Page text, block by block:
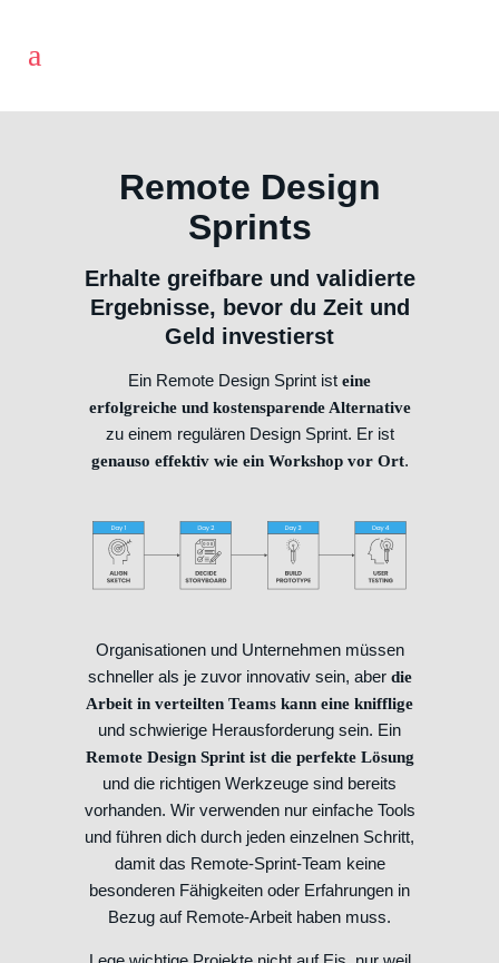
Remote Design
Sprints
Erhalte greifbare und validierte
Ergebnisse, bevor du Zeit und
Geld investierst
Ein Remote Design Sprint ist eine
erfolgreiche und kostensparende Alternative
zu einem regulären Design Sprint. Er ist
genauso effektiv wie ein Workshop vor Ort.
Organisationen und Unternehmen müssen
schneller als je zuvor innovativ sein, aber die
Arbeit in verteilten Teams kann eine knifflige
und schwierige Herausforderung sein. Ein
Remote Design Sprint ist die perfekte Lösung
und die richtigen Werkzeuge sind bereits
vorhanden. Wir verwenden nur einfache Tools
und führen dich durch jeden einzelnen Schritt,
damit das Remote-Sprint-Team keine
besonderen Fähigkeiten oder Erfahrungen in
Bezug auf Remote-Arbeit haben muss.